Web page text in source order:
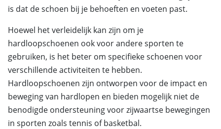
is dat de schoen bij je behoeften en voeten past.
Hoewel het verleidelijk kan zijn om je
hardloopschoenen ook voor andere sporten te
gebruiken, is het beter om specifieke schoenen voor
verschillende activiteiten te hebben.
Hardloopschoenen zijn ontworpen voor de impact en
beweging van hardlopen en bieden mogelijk niet de
benodigde ondersteuning voor zijwaartse bewegingen
in sporten zoals tennis of basketbal.